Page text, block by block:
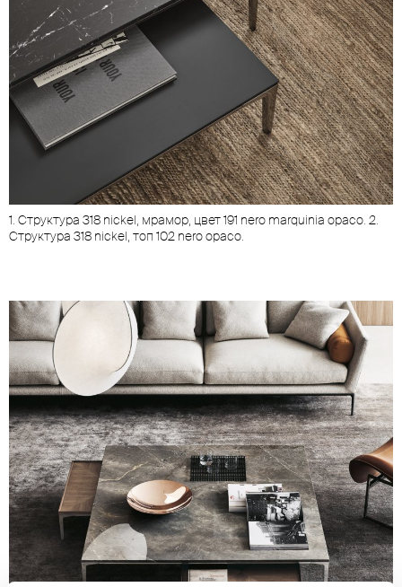
1. Cтруктура 318 nickel, мрамор, цвет 191 nero marquinia opaco. 2.
Cтруктура 318 nickel, топ 102 nero opaco.